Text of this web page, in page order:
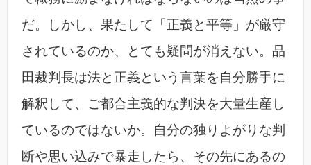
だ。しかし、果たして「正義と平等」が厳守
されているのか、とても疑問が消えない。品
田裁判長は法と正義という言葉を自分勝手に
解釈して、ご都合主義的な判決を大量生産し
ているのではないか。自分の独りよがりな判
断や思い込みで暴走したら、その先にあるの